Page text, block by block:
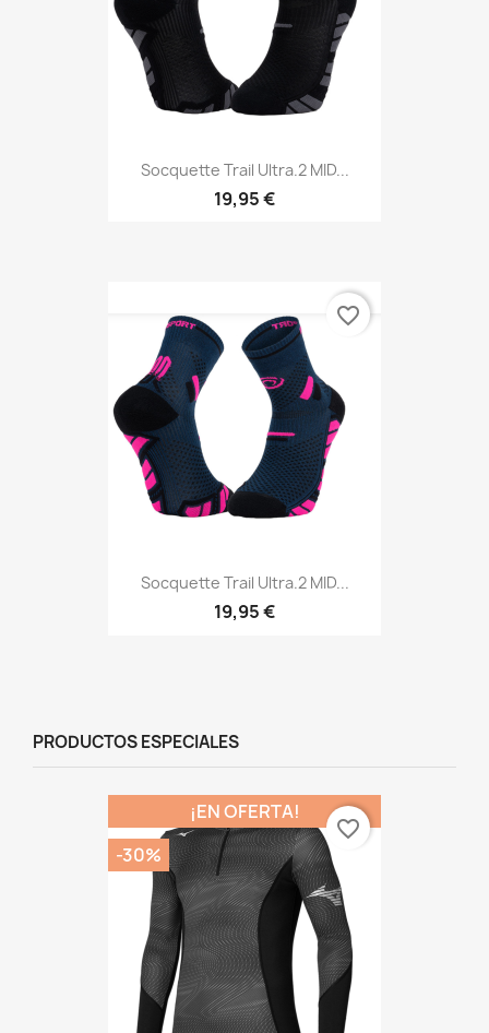
Socquette Trail Ultra.2 MID...
19,95 €
Socquette Trail Ultra.2 MID...
19,95 €
favorite_border
PRODUCTOS ESPECIALES
¡EN OFERTA!
-30%
favorite_border